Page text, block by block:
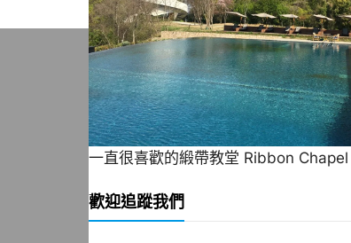
一直很喜歡的緞帶教堂 Ribbon Chapel
歡迎追蹤我們